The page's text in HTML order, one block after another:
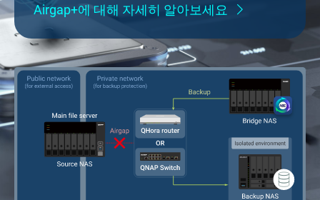
Airgap+에 대해 자세히 알아보세요